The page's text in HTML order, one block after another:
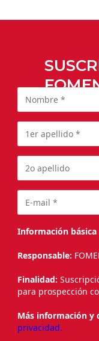
Información
Responsable:
Finalidad:
para prospección
Más información y
privacidad.